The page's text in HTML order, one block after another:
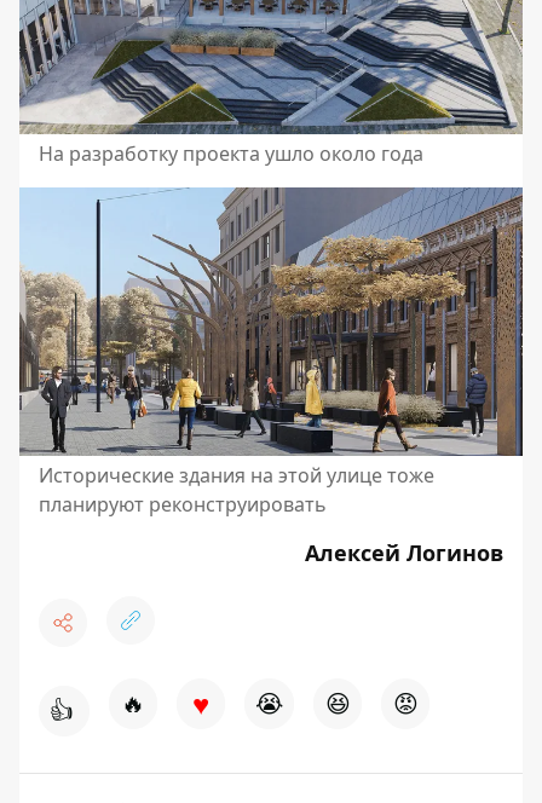
На разработку проекта ушло около года
Исторические здания на этой улице тоже
планируют реконструировать
Алексей Логинов
👍 🔥 ♥ 😭 😆 😡